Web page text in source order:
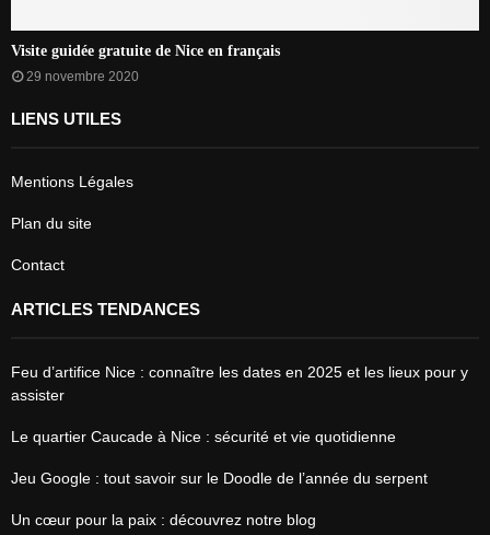
Visite guidée gratuite de Nice en français
29 novembre 2020
LIENS UTILES
Mentions Légales
Plan du site
Contact
ARTICLES TENDANCES
Feu d’artifice Nice : connaître les dates en 2025 et les lieux pour y
assister
Le quartier Caucade à Nice : sécurité et vie quotidienne
Jeu Google : tout savoir sur le Doodle de l’année du serpent
Un cœur pour la paix : découvrez notre blog